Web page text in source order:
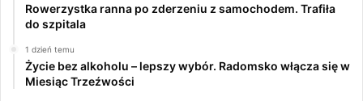
Rowerzystka ranna po zderzeniu z samochodem. Trafiła
do szpitala
1 dzień temu
Życie bez alkoholu – lepszy wybór. Radomsko włącza się w
Miesiąc Trzeźwości